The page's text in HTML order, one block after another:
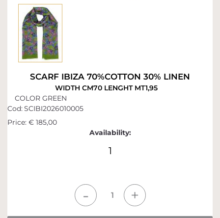
SCARF IBIZA 70%COTTON 30% LINEN
WIDTH CM70 LENGHT MT1,95
COLOR GREEN
Cod:SCIBI2026010005
Price: € 185,00
Availability:
1